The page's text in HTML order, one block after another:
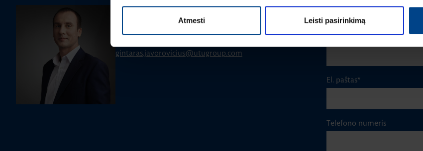
Atmesti Leisti pasirinkimą
GALIOS ELEKTRONIKOS SKYRIAUS VADOVAS
Gintaras Javorovičius
gintaras.javorovicius@utugroup.com
Įmonė
El. paštas*
Telefono numeris